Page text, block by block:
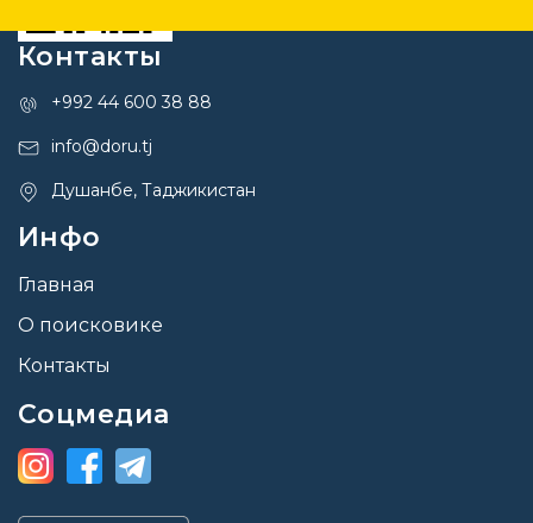
Контакты
+992 44 600 38 88
info@doru.tj
Душанбе, Таджикистан
Инфо
Главная
О поисковике
Контакты
Соцмедиа